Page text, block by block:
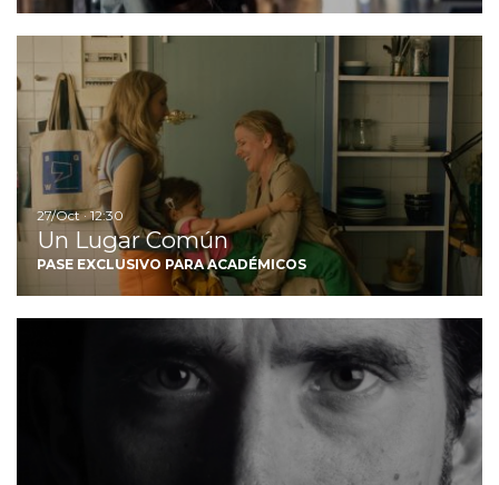
27/Oct · 12:30
Un Lugar Común
PASE EXCLUSIVO PARA ACADÉMICOS